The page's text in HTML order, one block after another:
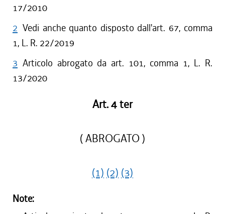
17/2010
2 Vedi anche quanto disposto dall'art. 67, comma
1, L. R. 22/2019
3 Articolo abrogato da art. 101, comma 1, L. R.
13/2020
Art. 4 ter
( ABROGATO )
(1) (2) (3)
Note: